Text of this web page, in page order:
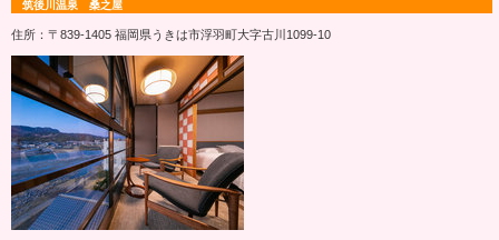
筑後川温泉 桑之屋
住所：〒839-1405 福岡県うきは市浮羽町大字古川1099-10